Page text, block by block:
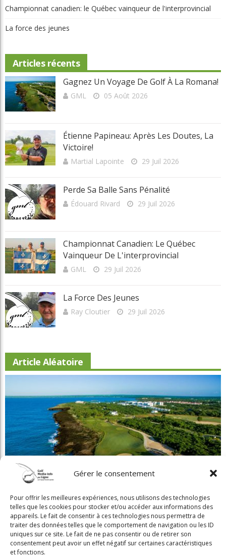
Gérer le consentement
Pour offrir les meilleures expériences, nous utilisons des technologies
telles que les cookies pour stocker et/ou accéder aux informations des
appareils. Le fait de consentir à ces technologies nous permettra de
traiter des données telles que le comportement de navigation ou les ID
uniques sur ce site. Le fait de ne pas consentir ou de retirer son
consentement peut avoir un effet négatif sur certaines caractéristiques
et fonctions.
Championnat canadien: le Québec vainqueur de l'interprovincial
La force des jeunes
Articles récents
Gagnez Un Voyage De Golf À La Romana!
GML 05 Août 2026
Étienne Papineau: Après Les Doutes, La
Victoire!
Martial Lapointe 29 Juil 2026
Perde Sa Balle Sans Pénalité
Édouard Rivard 29 Juil 2026
Championnat Canadien: Le Québec
Vainqueur De L'interprovincial
GML 29 Juil 2026
La Force Des Jeunes
Ray Cloutier 29 Juil 2026
Article Aléatoire
Gagnez un voyage de golf à La Romana!